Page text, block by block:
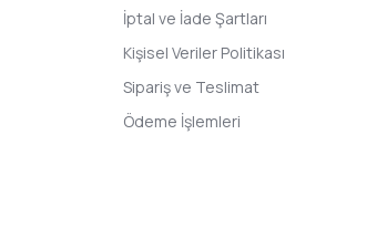
İptal ve İade Şartları
Kişisel Veriler Politikası
Sipariş ve Teslimat
Ödeme İşlemleri